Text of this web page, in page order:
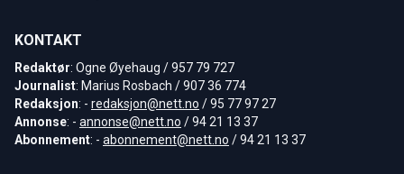
KONTAKT
Redaktør: Ogne Øyehaug / 957 79 727
Journalist: Marius Rosbach / 907 36 774
Redaksjon: - redaksjon@nett.no / 95 77 97 27
Annonse: - annonse@nett.no / 94 21 13 37
Abonnement: - abonnement@nett.no / 94 21 13 37